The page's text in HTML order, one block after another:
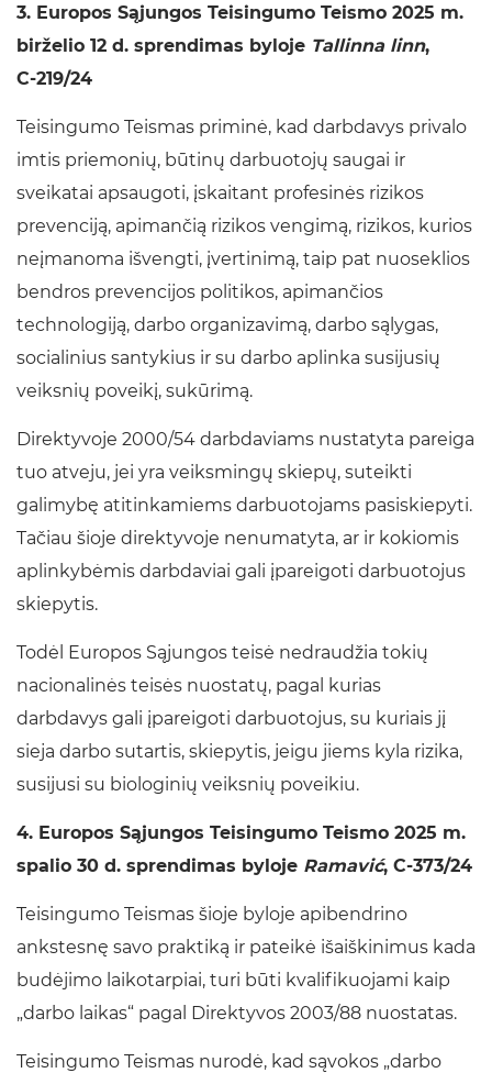
3. Europos Sąjungos Teisingumo Teismo 2025 m.
birželio 12 d. sprendimas byloje Tallinna linn,
C‑219/24
Teisingumo Teismas priminė, kad darbdavys privalo
imtis priemonių, būtinų darbuotojų saugai ir
sveikatai apsaugoti, įskaitant profesinės rizikos
prevenciją, apimančią rizikos vengimą, rizikos, kurios
neįmanoma išvengti, įvertinimą, taip pat nuoseklios
bendros prevencijos politikos, apimančios
technologiją, darbo organizavimą, darbo sąlygas,
socialinius santykius ir su darbo aplinka susijusių
veiksnių poveikį, sukūrimą.
Direktyvoje 2000/54 darbdaviams nustatyta pareiga
tuo atveju, jei yra veiksmingų skiepų, suteikti
galimybę atitinkamiems darbuotojams pasiskiepyti.
Tačiau šioje direktyvoje nenumatyta, ar ir kokiomis
aplinkybėmis darbdaviai gali įpareigoti darbuotojus
skiepytis.
Todėl Europos Sąjungos teisė nedraudžia tokių
nacionalinės teisės nuostatų, pagal kurias
darbdavys gali įpareigoti darbuotojus, su kuriais jį
sieja darbo sutartis, skiepytis, jeigu jiems kyla rizika,
susijusi su biologinių veiksnių poveikiu.
4. Europos Sąjungos Teisingumo Teismo 2025 m.
spalio 30 d. sprendimas byloje Ramavić, C‑373/24
Teisingumo Teismas šioje byloje apibendrino
ankstesnę savo praktiką ir pateikė išaiškinimus kada
budėjimo laikotarpiai, turi būti kvalifikuojami kaip
„darbo laikas“ pagal Direktyvos 2003/88 nuostatas.
Teisingumo Teismas nurodė, kad sąvokos „darbo